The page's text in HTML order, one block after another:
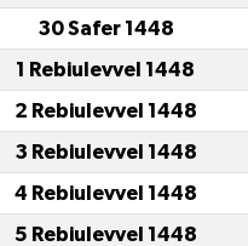
30 Safer 1448
1 Rebiulevvel 1448
2 Rebiulevvel 1448
3 Rebiulevvel 1448
4 Rebiulevvel 1448
5 Rebiulevvel 1448